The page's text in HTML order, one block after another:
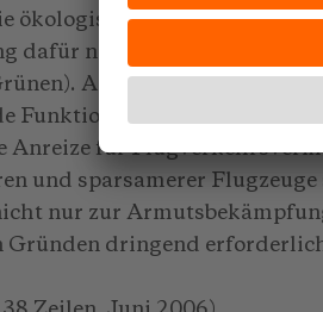
ökologische
dafür nicht fallen gelassen
Anders als eine
Funktionen. Sie sorge für
Anreize für
und sparsamerer
nur zur
Gründen dringend